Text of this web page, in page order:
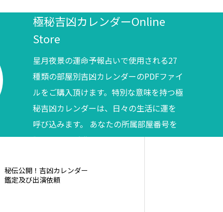
極秘吉凶カレンダーOnline
Store
星月夜景の運命予報占いで使用される27
種類の部屋別吉凶カレンダーのPDFファイ
ルをご購入頂けます。特別な意味を持つ極
秘吉凶カレンダーは、日々の生活に運を
呼び込みます。 あなたの所属部屋番号を
調べてからご購入ください。
秘伝公開！吉凶カレンダー
鑑定及び出演依頼